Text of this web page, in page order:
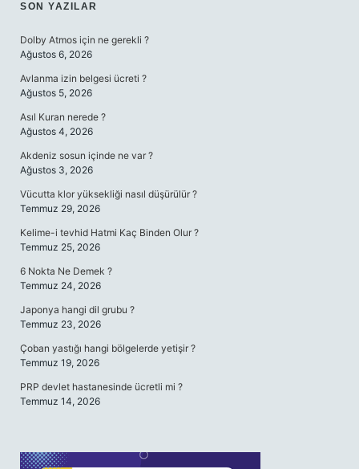
SIDEBAR
SON YAZILAR
Dolby Atmos için ne gerekli ?
Ağustos 6, 2026
Avlanma izin belgesi ücreti ?
Ağustos 5, 2026
Asıl Kuran nerede ?
Ağustos 4, 2026
Akdeniz sosun içinde ne var ?
Ağustos 3, 2026
Vücutta klor yüksekliği nasıl düşürülür ?
Temmuz 29, 2026
Kelime-i tevhid Hatmi Kaç Binden Olur ?
Temmuz 25, 2026
6 Nokta Ne Demek ?
Temmuz 24, 2026
Japonya hangi dil grubu ?
Temmuz 23, 2026
Çoban yastığı hangi bölgelerde yetişir ?
Temmuz 19, 2026
PRP devlet hastanesinde ücretli mi ?
Temmuz 14, 2026